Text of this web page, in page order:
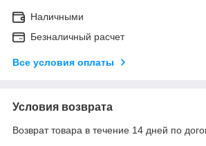
Наличными
Безналичный расчет
Все условия оплаты
Условия возврата
Возврат товара в течение 14 дней по